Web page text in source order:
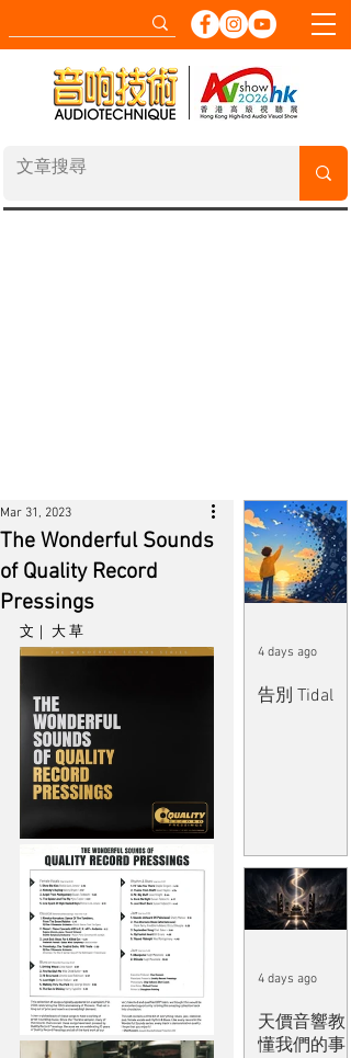
The Wonderful Sounds
of Quality Record
Pressings
Mar 31, 2023
文｜ 大 草
告別 Tidal
4 days ago
天價音響教
懂我們的事
4 days ago